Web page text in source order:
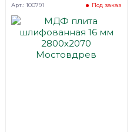
Под заказ
Арт.: 100791